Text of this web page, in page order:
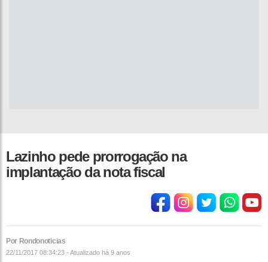
Lazinho pede prorrogação na
implantação da nota fiscal
Por Rondonoticias
22/11/2017 08:34:23 - Atualizado há 9 anos